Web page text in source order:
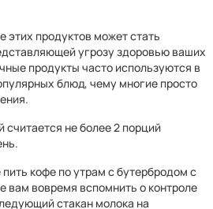
этих продуктов может стать
угрозу здоровью ваших
продукты часто используются в
блюд, чему многие просто
не более 2 порций
кофе по утрам с бутербродом с
вам вовремя вспомнить о контроле
стакан молока на